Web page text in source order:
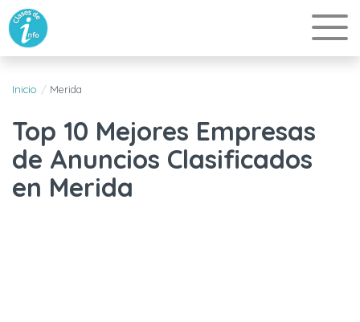
Inicio Merida
Top 10 Mejores Empresas
de Anuncios Clasificados
en Merida